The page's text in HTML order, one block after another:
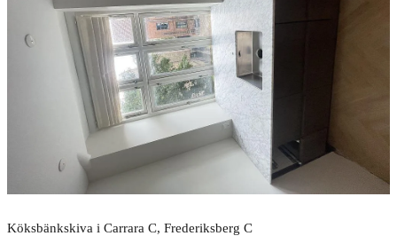
Köksbänkskiva i Carrara C, Frederiksberg C